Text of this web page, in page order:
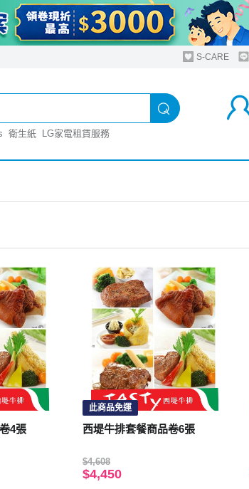
S-CARE
衛生紙 LG家電租賃服務
4張
此商品免運
西堤牛排套餐商品卷6張
$4,608
$4,450